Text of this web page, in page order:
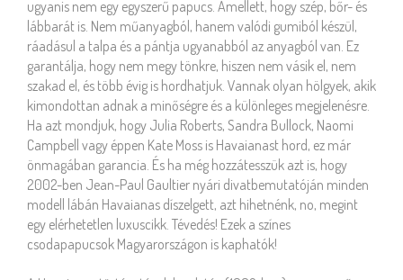
ugyanis nem egy egyszerű papucs. Amellett, hogy szép, bőr- és
lábbarát is. Nem műanyagból, hanem valódi gumiból készül,
ráadásul a talpa és a pántja ugyanabból az anyagból van. Ez
garantálja, hogy nem megy tönkre, hiszen nem vásik el, nem
szakad el, és több évig is hordhatjuk. Vannak olyan hölgyek, akik
kimondottan adnak a minőségre és a különleges megjelenésre.
Ha azt mondjuk, hogy Julia Roberts, Sandra Bullock, Naomi
Campbell vagy éppen Kate Moss is Havaianast hord, ez már
önmagában garancia. És ha még hozzátesszük azt is, hogy
2002-ben Jean-Paul Gaultier nyári divatbemutatóján minden
modell lábán Havaianas díszelgett, azt hihetnénk, no, megint
egy elérhetetlen luxuscikk. Tévedés! Ezek a színes
csodapapucsok Magyarországon is kaphatók!